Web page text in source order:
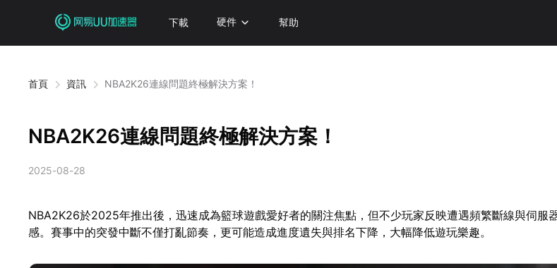
下載 硬件 幫助
首頁 資訊 NBA2K26連線問題終極解決方案！
NBA2K26連線問題終極解決方案！
2025-08-28
NBA2K26於2025年推出後，迅速成為籃球遊戲愛好者的關注焦點，但不少玩家反映遭遇頻繁斷線與伺服
感。賽事中的突發中斷不僅打亂節奏，更可能造成進度遺失與排名下降，大幅降低遊玩樂趣。